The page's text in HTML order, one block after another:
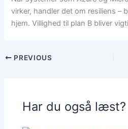
virker, handler det om resiliens –
hjem. Villighed til plan B bliver
PREVIOUS
Har du også læst?